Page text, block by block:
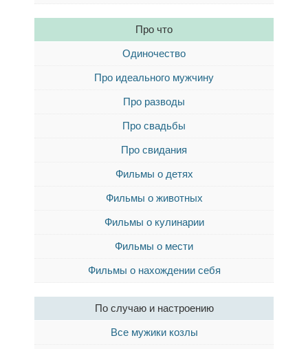
Про что
Одиночество
Про идеального мужчину
Про разводы
Про свадьбы
Про свидания
Фильмы о детях
Фильмы о животных
Фильмы о кулинарии
Фильмы о мести
Фильмы о нахождении себя
По случаю и настроению
Все мужики козлы